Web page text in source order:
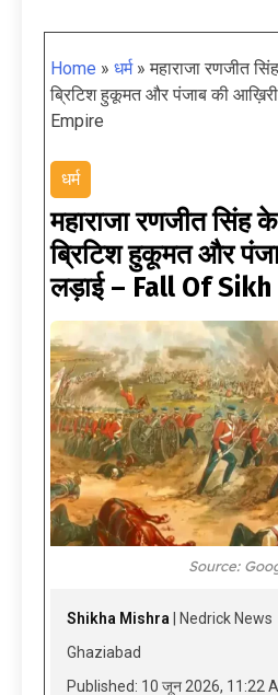
Home » धर्म»महाराजा रणजीत
ब्रिटिश हुकूमत और पंजाब की
Empire
धर्म
महाराजा रणजीत सिंह
ब्रिटिश हुकूमत और
लड़ाई – Fall Of
Source:
Shikha Mishra | Nedrick News
Ghaziabad
Published: 10 जून 2026, 11:22